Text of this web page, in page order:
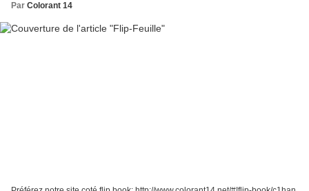
Par Colorant 14